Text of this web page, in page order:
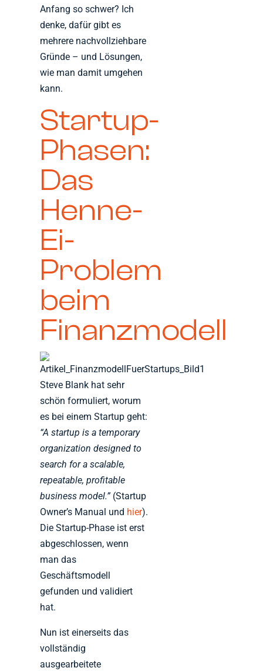
Anfang so schwer? Ich
denke, dafür gibt es
mehrere nachvollziehbare
Gründe – und Lösungen,
wie man damit umgehen
kann.
Startup-
Phasen:
Das
Henne-
Ei-
Problem
beim
Finanzmodell
Steve Blank hat sehr
schön formuliert, worum
es bei einem Startup geht:
“A startup is a temporary
organization designed to
search for a scalable,
repeatable, profitable
business model.”(Startup
Owner’s Manual und hier).
Die Startup-Phase ist erst
abgeschlossen, wenn
man das
Geschäftsmodell
gefunden und validiert
hat.
Nun ist einerseits das
vollständig
ausgearbeitete